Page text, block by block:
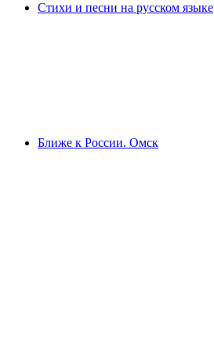
Стихи и песни на русском языке
Ближе к России. Омск